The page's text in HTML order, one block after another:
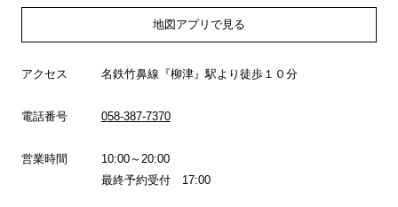
地図アプリで見る
アクセス 名鉄竹鼻線『柳津』駅より徒歩１０分
電話番号 058-387-7370
営業時間
10:00～20:00
最終予約受付 17:00